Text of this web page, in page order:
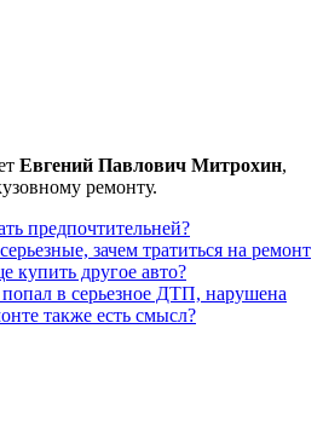
Евгений Павлович Митрохин,
ремонту.
предпочтительней?
зачем тратиться на ремонт
купить другое авто?
в серьезное ДТП, нарушена
также есть смысл?